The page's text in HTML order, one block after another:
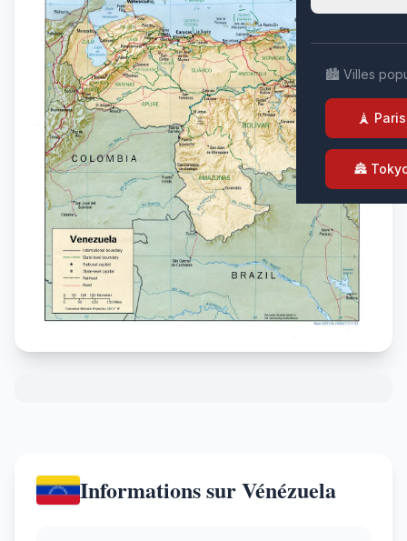
🏙️ Villes
🗼 Paris
🏯
Informations sur Vénézuela